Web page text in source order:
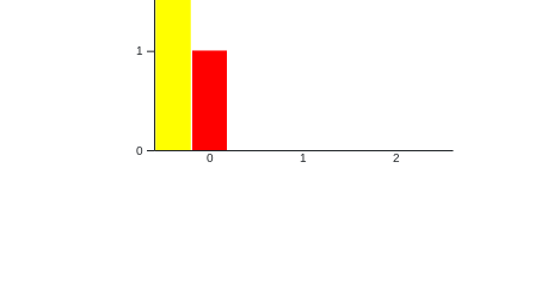
0 1 2
0
1